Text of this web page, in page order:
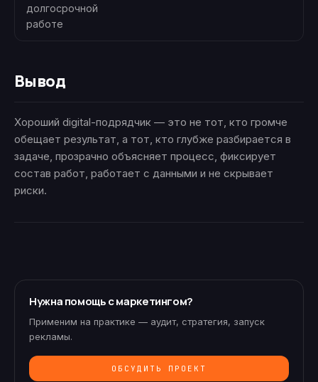
долгосрочной
работе
Вывод
Хороший digital-подрядчик — это не тот, кто громче
обещает результат, а тот, кто глубже разбирается в
задаче, прозрачно объясняет процесс, фиксирует
состав работ, работает с данными и не скрывает
риски.
Нужна помощь с маркетингом?
Применим на практике — аудит, стратегия, запуск
рекламы.
ОБСУДИТЬ ПРОЕКТ